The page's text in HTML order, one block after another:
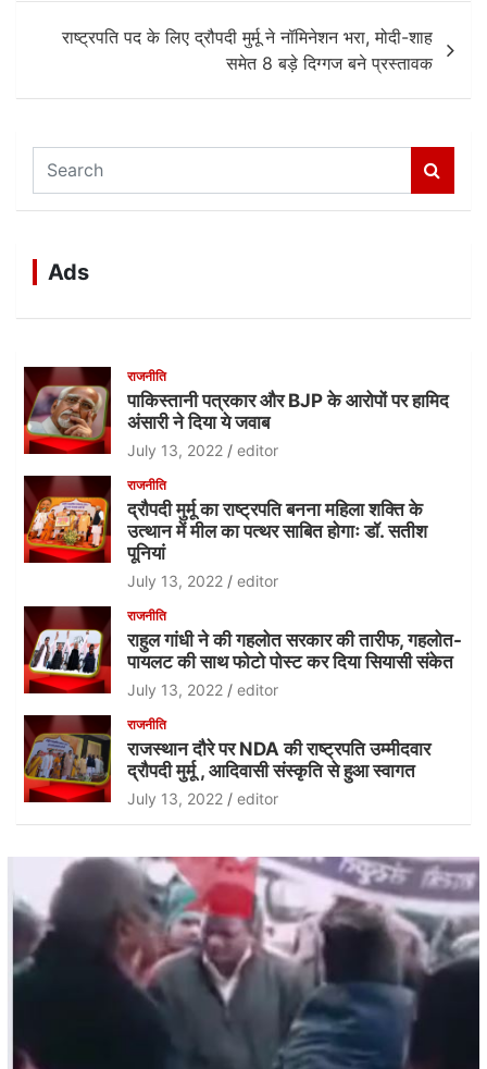
राष्ट्रपति पद के लिए द्रौपदी मुर्मू ने नॉमिनेशन भरा, मोदी-शाह
समेत 8 बड़े दिग्गज बने प्रस्तावक
a
c
h
Ads
राजनीति
पाकिस्तानी पत्रकार और BJP के आरोपों पर हामिद
अंसारी ने दिया ये जवाब
July 13, 2022 editor
राजनीति
द्रौपदी मुर्मू का राष्ट्रपति बनना महिला शक्ति के
उत्थान में मील का पत्थर साबित होगाः डॉ. सतीश
पूनियां
July 13, 2022 editor
राजनीति
राहुल गांधी ने की गहलोत सरकार की तारीफ, गहलोत-
पायलट की साथ फोटो पोस्ट कर दिया सियासी संकेत
July 13, 2022 editor
राजनीति
राजस्थान दौरे पर NDA की राष्ट्रपति उम्मीदवार
द्रौपदी मुर्मू , आदिवासी संस्कृति से हुआ स्वागत
July 13, 2022 editor